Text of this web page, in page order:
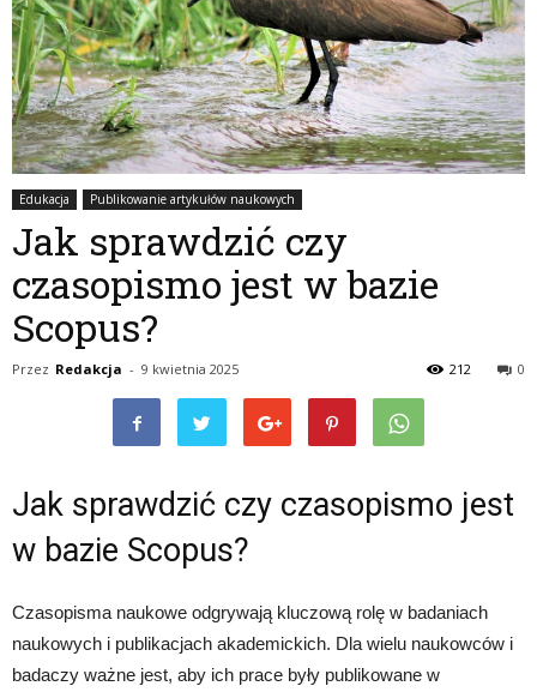
Edukacja Publikowanie artykułów naukowych
Jak sprawdzić czy
czasopismo jest w bazie
Scopus?
Przez Redakcja - 9 kwietnia 2025 0
212
Jak sprawdzić czy czasopismo jest
w bazie Scopus?
Czasopisma naukowe odgrywają kluczową rolę w badaniach
naukowych i publikacjach akademickich. Dla wielu naukowców i
badaczy ważne jest, aby ich prace były publikowane w